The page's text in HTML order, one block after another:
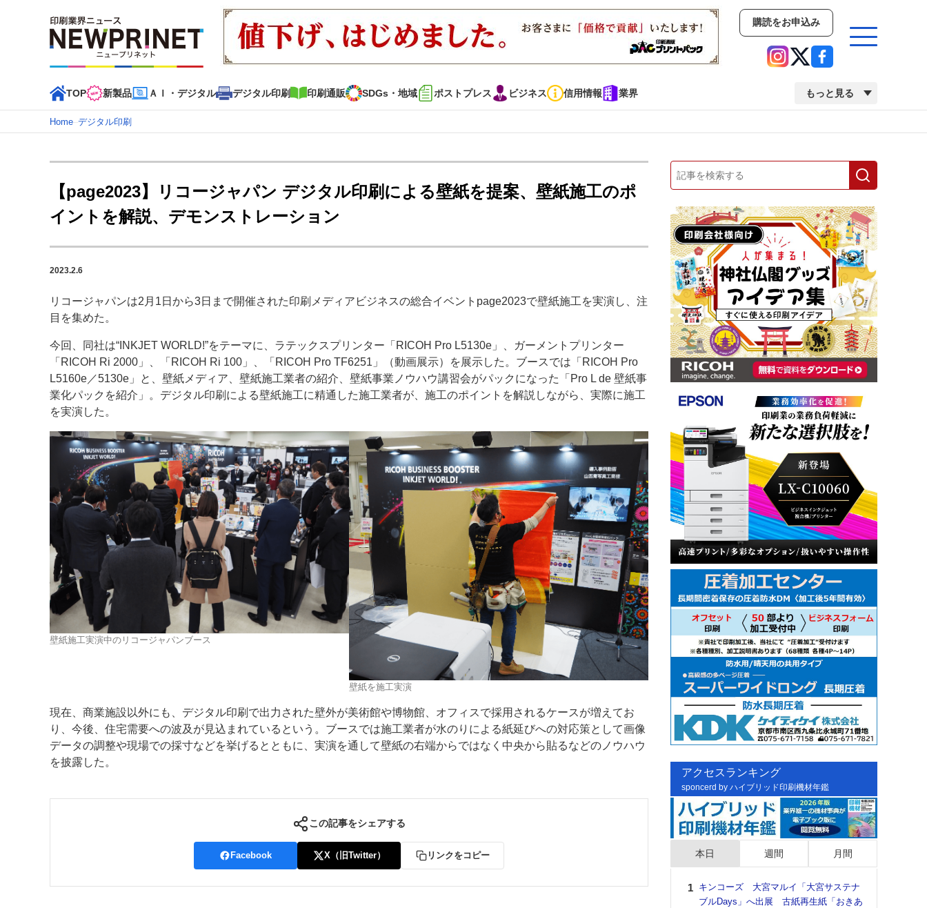
購読をお申込み
TOP 新製品 ＡＩ・デジタル デジタル印刷 印刷通販 SDGs・地域 ポストプレス ビジネス 信用情報 業界 もっと見る
イベント
インデックス
TOP 新着記事 特集記事 動画コンテンツ インタビュー コレクション
カテゴリー一覧
新商品 新製品 ＡＩ・デジタル デジタル印刷 印刷通販 市場・統計 人事・移転・異動・訃報
特集記事カテゴリー一覧
2022 見える化・MIS特集
2022 検査・校正特集
特集・デジタル印刷 ～ 新成長軌道を描く
案内
発刊案内 JFPI印刷用語集 印刷機材年鑑
運営
会社案内
Home–デジタル印刷
【page2023】リコージャパン デジタル印刷による壁紙を提案、壁紙施工のポ
イントを解説、デモンストレーション
2023.2.6
リコージャパンは2月1日から3日まで開催された印刷メディアビジネスの総合イベントpage2023で壁紙施工を実演し、注
目を集めた。
今回、同社は“INKJET WORLD!”をテーマに、ラテックスプリンター「RICOH Pro L5130e」、ガーメントプリンター
「RICOH Ri 2000」、「RICOH Ri 100」、「RICOH Pro TF6251」（動画展示）を展示した。ブースでは「RICOH Pro
L5160e／5130e」と、壁紙メディア、壁紙施工業者の紹介、壁紙事業ノウハウ講習会がパックになった「Pro L de 壁紙事
業化パックを紹介」。デジタル印刷による壁紙施工に精通した施工業者が、施工のポイントを解説しながら、実際に施工
を実演した。
壁紙施工実演中のリコージャパンブース
壁紙を施工実演
現在、商業施設以外にも、デジタル印刷で出力された壁外が美術館や博物館、オフィスで採用されるケースが増えてお
り、今後、住宅需要への波及が見込まれているという。ブースでは施工業者が水のりによる紙延びへの対応策として画像
データの調整や現場での採寸などを挙げるとともに、実演を通して壁紙の右端からではなく中央から貼るなどのノウハウ
を披露した。
この記事をシェアする
Facebook X（旧Twitter） リンクをコピー
アクセスランキング
sponcerd by ハイブリッド印刷機材年鑑
本日 週間 月間
キンコーズ 大宮マルイ「大宮サステナ
ブルDays」へ出展 古紙再生紙「おきあ